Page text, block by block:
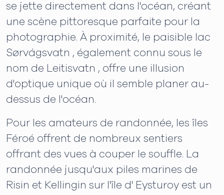
se jette directement dans l'océan, créant
une scène pittoresque parfaite pour la
photographie. À proximité, le paisible lac
Sørvágsvatn , également connu sous le
nom de Leitisvatn , offre une illusion
d'optique unique où il semble planer au-
dessus de l'océan.
Pour les amateurs de randonnée, les îles
Féroé offrent de nombreux sentiers
offrant des vues à couper le souffle. La
randonnée jusqu'aux piles marines de
Risin et Kellingin sur l'île d' Eysturoy est un